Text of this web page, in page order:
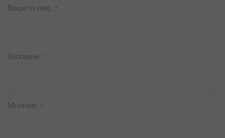
star
stars
stars
stars
stars
Вашето име
Заглавиe
Мнение